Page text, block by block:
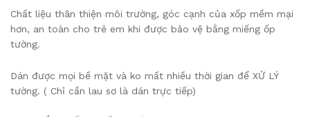
️Chất liệu thân thiện môi trường, góc cạnh của xốp mềm mại
hơn, an toàn cho trẻ em khi được bảo vệ bằng miếng ốp
tường.
️Dán được mọi bề mặt và ko mất nhiều thời gian để XỬ LÝ
tường. ( Chỉ cần lau sơ là dán trực tiếp)